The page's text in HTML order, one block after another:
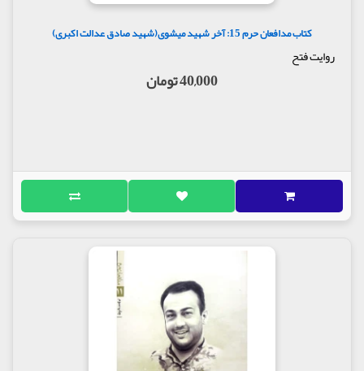
کتاب مدافعان حرم 15: آخر شهید میشوی(شهید صادق عدالت اکبری)
روایت فتح
40,000 تومان